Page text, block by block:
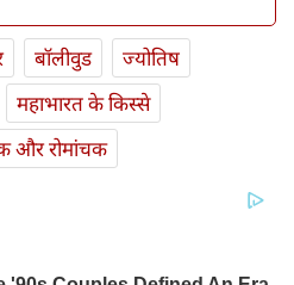
बॉलीवुड
ज्योतिष
महाभारत के किस्से
और रोमांचक